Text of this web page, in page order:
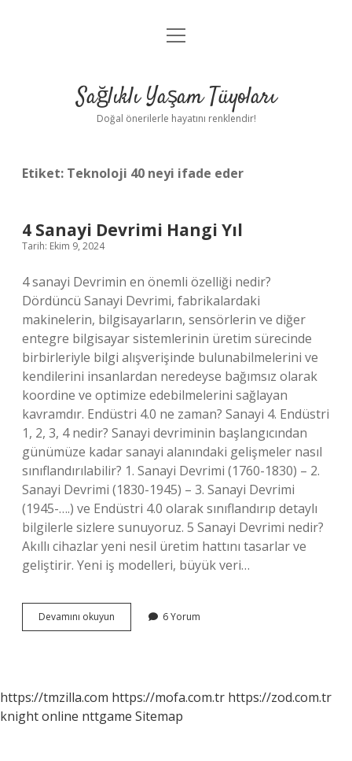
Anasayfa
Yasal Uyarı
menüyü
Sağlıklı Yaşam Tüyoları
Doğal önerilerle hayatını renklendir!
Etiket: Teknoloji 40 neyi ifade eder
4 Sanayi Devrimi Hangi Yıl
Tarih: Ekim 9, 2024
4 sanayi Devrimin en önemli özelliği nedir?
Dördüncü Sanayi Devrimi, fabrikalardaki
makinelerin, bilgisayarların, sensörlerin ve diğer
entegre bilgisayar sistemlerinin üretim sürecinde
birbirleriyle bilgi alışverişinde bulunabilmelerini ve
kendilerini insanlardan neredeyse bağımsız olarak
koordine ve optimize edebilmelerini sağlayan
kavramdır. Endüstri 4.0 ne zaman? Sanayi 4. Endüstri
1, 2, 3, 4 nedir? Sanayi devriminin başlangıcından
günümüze kadar sanayi alanındaki gelişmeler nasıl
sınıflandırılabilir? 1. Sanayi Devrimi (1760-1830) – 2.
Sanayi Devrimi (1830-1945) – 3. Sanayi Devrimi
(1945-….) ve Endüstri 4.0 olarak sınıflandırıp detaylı
bilgilerle sizlere sunuyoruz. 5 Sanayi Devrimi nedir?
Akıllı cihazlar yeni nesil üretim hattını tasarlar ve
geliştirir. Yeni iş modelleri, büyük veri…
Devamını okuyun
Sanayi
6 Yorum
https://tmzilla.com https://mofa.com.tr https://zod.com.tr
knight online nttgame Sitemap